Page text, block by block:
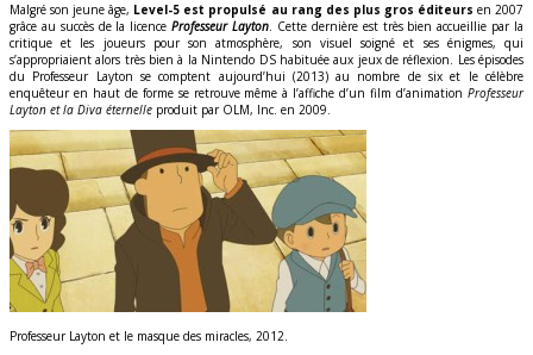
Malgré son jeune âge, Level-5 est propulsé au rang des plus gros éditeurs en 2007
grâce au succès de la licenceProfesseur Layton. Cette dernière est très bien accueillie par la
critique et les joueurs pour son atmosphère, son visuel soigné et ses énigmes, qui
s’appropriaient alors très bien à la Nintendo DS habituée aux jeux de réflexion. Les épisodes
du Professeur Layton se comptent aujourd’hui (2013) au nombre de six et le célèbre
enquêteur en haut de forme se retrouve même à l’affiche d’un film d’animation Professeur
Layton et la Diva éternelle produit par OLM, Inc. en 2009.
Professeur Layton et le masque des miracles, 2012.